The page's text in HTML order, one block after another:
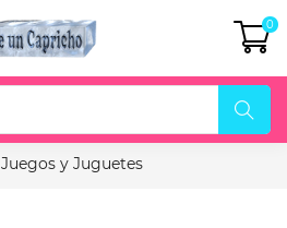
0
Juegos y Juguetes